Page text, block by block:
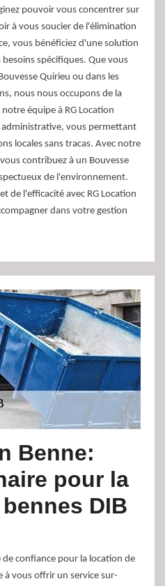
pouvoir vous concentrer sur
à vous soucier de l'élimination
vous bénéficiez d'une solution
spécifiques. Que vous
Quirieu ou dans les
nous nous occupons de la
équipe à RG Location
administrative, vous permettant
locales sans tracas. Avec notre
contribuez à un Bouvesse
de l'environnement.
de l'efficacité avec RG Location
dans votre gestion
Benne:
pour la
DIB
de confiance pour la location de
à vous offrir un service sur-